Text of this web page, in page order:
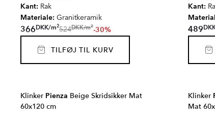
Kant: Rak
Materiale: Granitkeramik
366DKK/m2524DKK/m2-30%
TILFØJ TIL KURV
Kant:
489
Klinker Pienza Beige Skridsikker Mat
60x120 cm
Klinker
Mat